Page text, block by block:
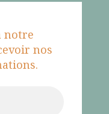
notre
nos